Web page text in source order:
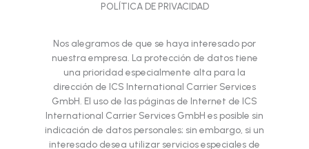
POLÍTICA DE PRIVACIDAD
Nos alegramos de que se haya interesado por
nuestra empresa. La protección de datos tiene
una prioridad especialmente alta para la
dirección de ICS International Carrier Services
GmbH. El uso de las páginas de Internet de ICS
International Carrier Services GmbH es posible sin
indicación de datos personales; sin embargo, si un
interesado desea utilizar servicios especiales de